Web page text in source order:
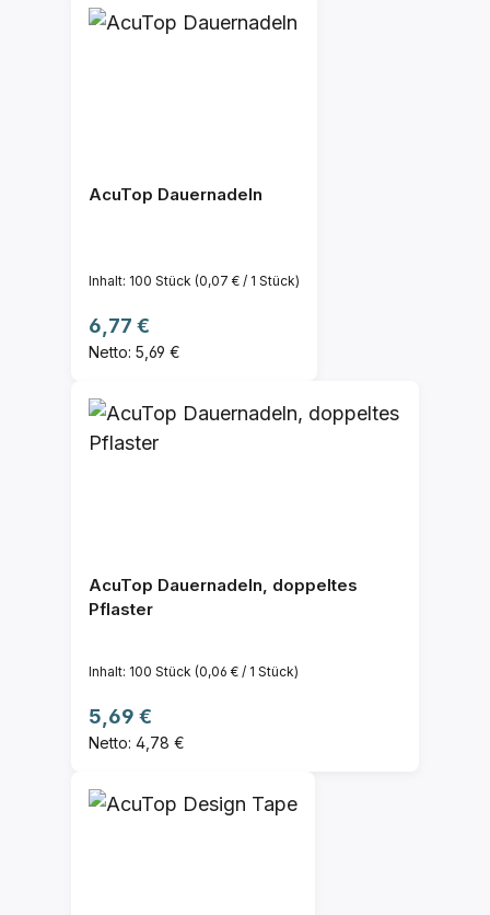
AcuTop Dauernadeln
Inhalt: 100 Stück (0,07 € / 1 Stück)
Regulärer Preis:
6,77 €
Netto: 5,69 €
AcuTop Dauernadeln, doppeltes
Pflaster
Inhalt: 100 Stück (0,06 € / 1 Stück)
Regulärer Preis:
5,69 €
Netto: 4,78 €